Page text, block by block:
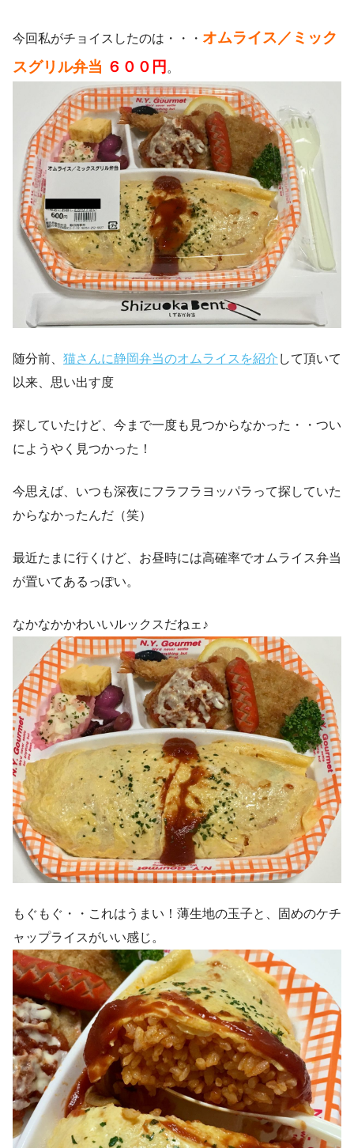
今回私がチョイスしたのは・・・ オムライス／ミック
スグリル弁当 ６００円 。
随分前、 猫さんに静岡弁当のオムライスを紹介 して頂いて
以来、思い出す度
探していたけど、今まで一度も見つからなかった・・つい
にようやく見つかった！
今思えば、いつも深夜にフラフラヨッパラって探していた
からなかったんだ（笑）
最近たまに行くけど、お昼時には高確率でオムライス弁当
が置いてあるっぽい。
なかなかかわいいルックスだねェ♪
もぐもぐ・・これはうまい！薄生地の玉子と、固めのケチ
ャップライスがいい感じ。